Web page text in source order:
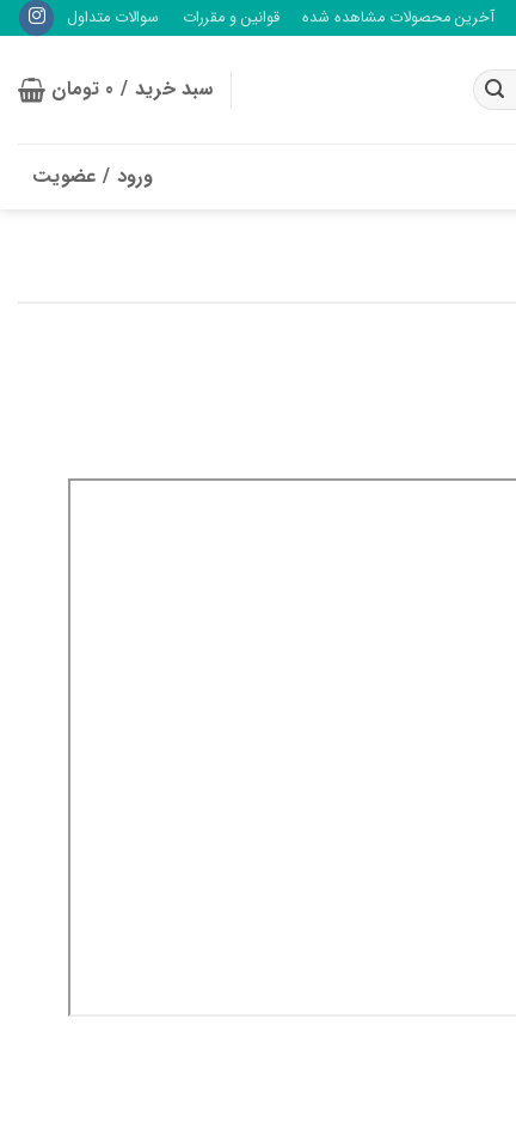
آخرین محصولات مشاهده شده قوانین و مقررات سوالات متداول
سبد خرید / 0 تومان
ورود / عضویت